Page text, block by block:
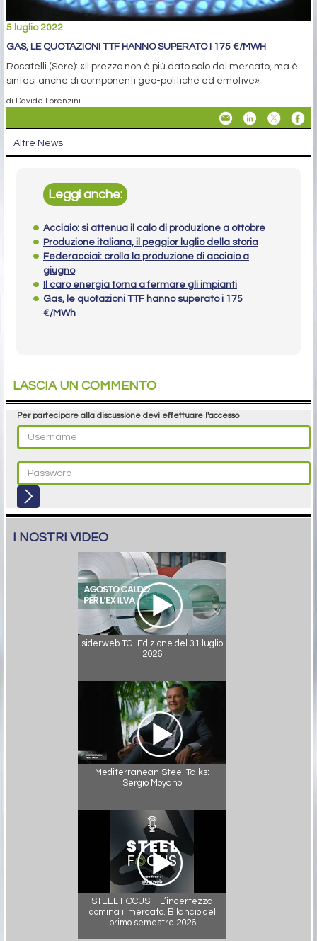
5 luglio 2022
GAS, LE QUOTAZIONI TTF HANNO SUPERATO I 175 €/MWH
Rosatelli (Sere): «Il prezzo non è più dato solo dal mercato, ma è
sintesi anche di componenti geo-politiche ed emotive»
di Davide Lorenzini
Altre News
Leggi anche:
Acciaio: si attenua il calo di produzione a ottobre
Produzione italiana, il peggior luglio della storia
Federacciai: crolla la produzione di acciaio a
giugno
Il caro energia torna a fermare gli impianti
Gas, le quotazioni TTF hanno superato i 175
€/MWh
LASCIA UN COMMENTO
Per partecipare alla discussione devi effettuare l'accesso
I NOSTRI VIDEO
siderweb TG. Edizione del 31 luglio
2026
Mediterranean Steel Talks:
Sergio Moyano
STEEL FOCUS – L’incertezza
domina il mercato. Bilancio del
primo semestre 2026